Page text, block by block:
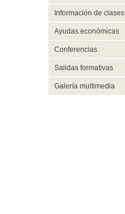
Información de clases
Ayudas económicas
Conferencias
Salidas formativas
Galería multimedia